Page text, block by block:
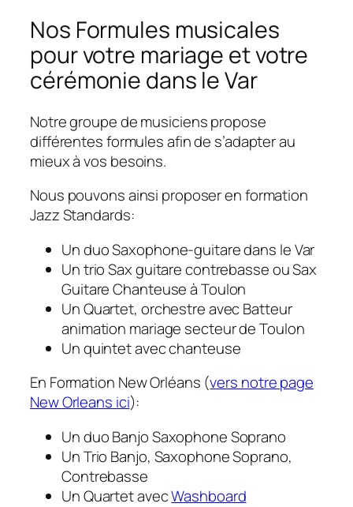
Nos Formules musicales
pour votre mariage et votre
cérémonie dans le Var
Notre groupe de musiciens propose
différentes formules afin de s’adapter au
mieux à vos besoins.
Nous pouvons ainsi proposer en formation
Jazz Standards:
Un duo Saxophone-guitare dans le Var
Un trio Sax guitare contrebasse ou Sax
Guitare Chanteuse à Toulon
Un Quartet, orchestre avec Batteur
animation mariage secteur de Toulon
Un quintet avec chanteuse
En Formation New Orléans (vers notre page
New Orleans ici):
Un duo Banjo Saxophone Soprano
Un Trio Banjo, Saxophone Soprano,
Contrebasse
Un Quartet avecWashboard